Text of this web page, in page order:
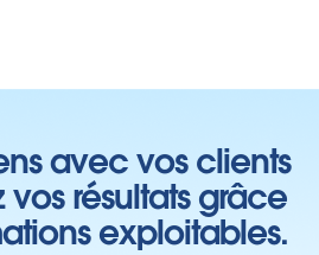
avec vos clients
résultats grâce
exploitables.